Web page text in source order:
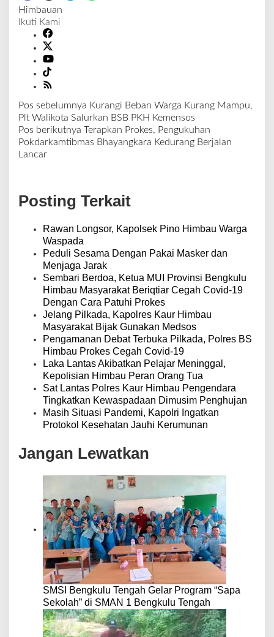
Himbauan
Ikuti Kami
N
a
v
i
s
i
Pos sebelumnya Kurangi Beban Warga Kurang Mampu,
Plt Walikota Salurkan BSB PKH Kemensos
Pos berikutnya Terapkan Prokes, Pengukuhan
Pokdarkamtibmas Bhayangkara Kedurang Berjalan
Lancar
Posting Terkait
Rawan Longsor, Kapolsek Pino Himbau Warga
Waspada
Peduli Sesama Dengan Pakai Masker dan
Menjaga Jarak
Sembari Berdoa, Ketua MUI Provinsi Bengkulu
Himbau Masyarakat Beriqtiar Cegah Covid-19
Dengan Cara Patuhi Prokes
Jelang Pilkada, Kapolres Kaur Himbau
Masyarakat Bijak Gunakan Medsos
Pengamanan Debat Terbuka Pilkada, Polres BS
Himbau Prokes Cegah Covid-19
Laka Lantas Akibatkan Pelajar Meninggal,
Kepolisian Himbau Peran Orang Tua
Sat Lantas Polres Kaur Himbau Pengendara
Tingkatkan Kewaspadaan Dimusim Penghujan
Masih Situasi Pandemi, Kapolri Ingatkan
Protokol Kesehatan Jauhi Kerumunan
Jangan Lewatkan
SMSI Bengkulu Tengah Gelar Program “Sapa
Sekolah” di SMAN 1 Bengkulu Tengah